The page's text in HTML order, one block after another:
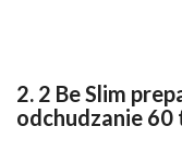
2. 2 Be Slim
odchudzanie